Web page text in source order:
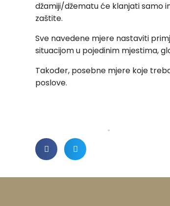
džamiji/džematu će klanjati samo
zaštite.
Sve navedene mjere nastaviti
situacijom u pojedinim mjestima,
Također, posebne mjere koje
poslove.